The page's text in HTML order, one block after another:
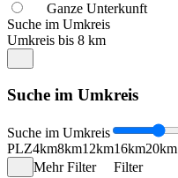
Ganze Unterkunft
Suche im Umkreis
Umkreis bis 8 km
Suche im Umkreis
Suche im Umkreis
PLZ4km8km12km16km20km
Mehr Filter
Filter